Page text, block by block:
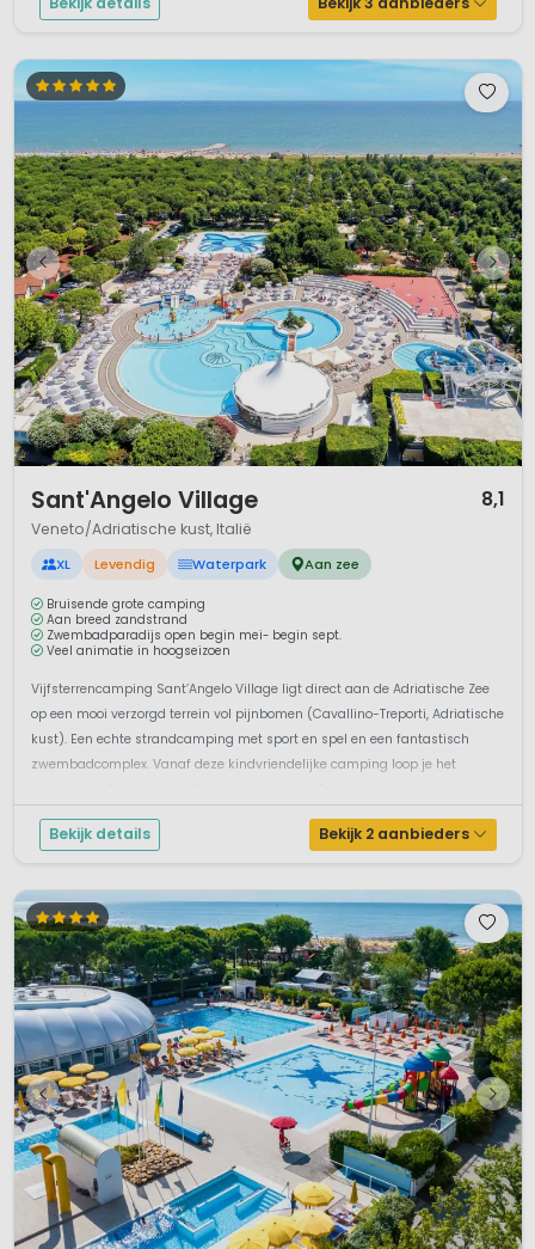
Sant'Angelo Village 8,1
Veneto/Adriatische kust, Italië
XL Levendig Waterpark Aan zee
Bruisende grote camping
Aan breed zandstrand
Zwembadparadijs open begin mei- begin sept.
Veel animatie in hoogseizoen
Vijfsterrencamping Sant’Angelo Village ligt direct aan de Adriatische Zee
op een mooi verzorgd terrein vol pijnbomen (Cavallino-Treporti, Adriatische
kust). Een echte strandcamping met sport en spel en een fantastisch
zwembadcomplex. Vanaf deze kindvriendelijke camping loop je het
Bekijk details Bekijk 2 aanbieders